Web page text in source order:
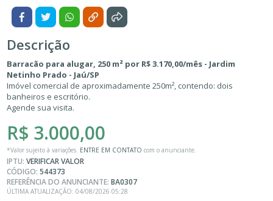
Descrição
Barracão para alugar, 250 m² por R$ 3.170,00/mês - Jardim
Netinho Prado - Jaú/SP
Imóvel comercial de aproximadamente 250m², contendo: dois
banheiros e escritório.
Agende sua visita.
R$ 3.000,00
*Valor sujeito à variações. ENTRE EM CONTATO com o anunciante.
IPTU:VERIFICAR VALOR
CÓDIGO:544373
REFERÊNCIA DO ANUNCIANTE:BA0307
ÚLTIMA ATUALIZAÇÃO: 04/08/2026 05:28